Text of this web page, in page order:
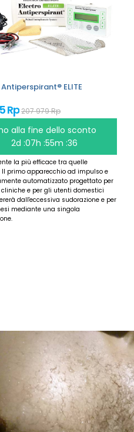
ELITE
Rp207 979 Rp
alla fine dello sconto
2d :07h :55m :36
la più efficace tra quelle
primo apparecchio ad impulso e
automatizzato progettato per
cliniche e per gli utenti domestici
dall'eccessiva sudorazione e per
mediante una singola